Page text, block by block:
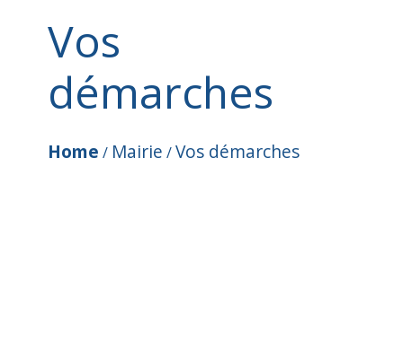
Vos
démarches
Home / Mairie /Vos démarches